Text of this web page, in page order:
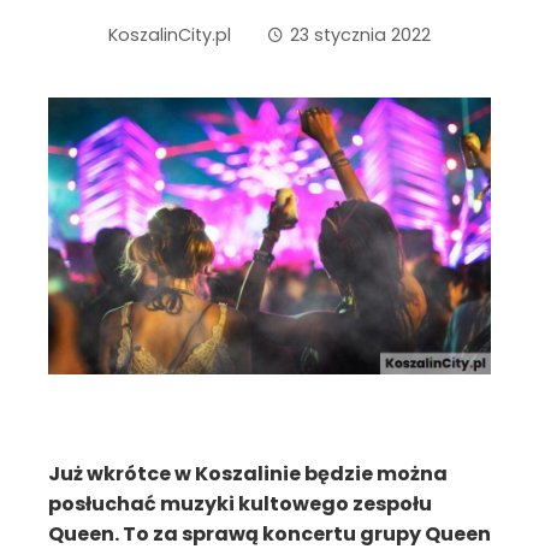
KoszalinCity.pl 23 stycznia 2022
Już wkrótce w Koszalinie będzie można
posłuchać muzyki kultowego zespołu
Queen. To za sprawą koncertu grupy Queen